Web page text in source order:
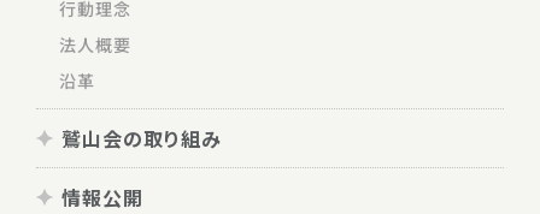
行動理念
法人概要
沿革
鷲山会の取り組み
情報公開